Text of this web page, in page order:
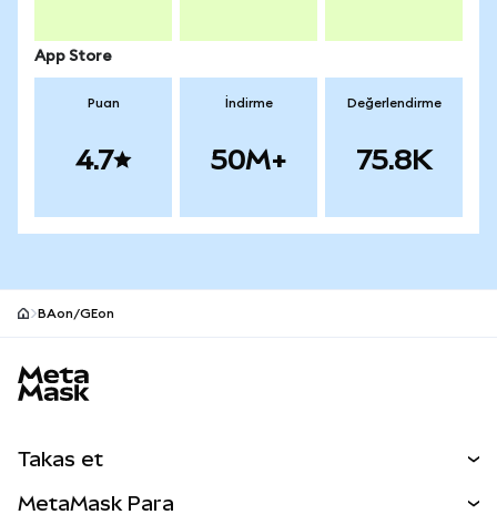
App Store
Puan
4.7
İndirme
50M+
Değerlendirme
75.8K
BAon/GEon
Takas et
MetaMask Para